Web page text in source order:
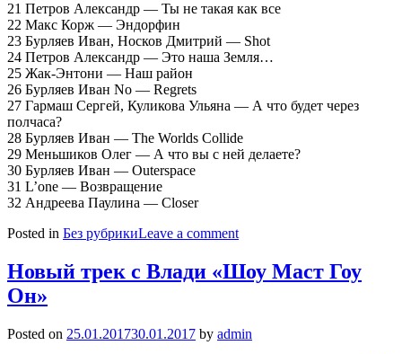
21 Петров Александр — Ты не такая как все
22 Макс Корж — Эндорфин
23 Бурляев Иван, Носков Дмитрий — Shot
24 Петров Александр — Это наша Земля…
25 Жак-Энтони — Наш район
26 Бурляев Иван No — Regrets
27 Гармаш Сергей, Куликова Ульяна — А что будет через
полчаса?
28 Бурляев Иван — The Worlds Collide
29 Меньшиков Олег — А что вы с ней делаете?
30 Бурляев Иван — Outerspace
31 L’one — Возвращение
32 Андреева Паулина — Closer
Posted in Без рубрикиLeave a comment
Новый трек с Влади «Шоу Маст Гоу
Он»
Posted on 25.01.201730.01.2017 by admin